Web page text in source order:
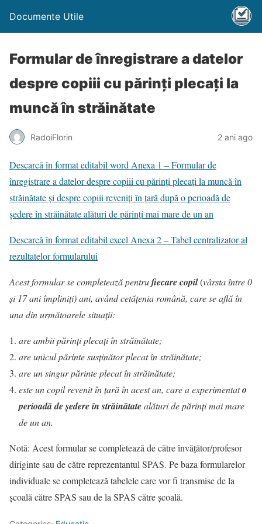
Documente Utile
Formular de înregistrare a datelor
despre copiii cu părinţi plecaţi la
muncă în străinătate
RadoiFlorin 2 ani ago
Descarcă în format editabil word Anexa 1 – Formular de
înregistrare a datelor despre copiii cu părinţi plecaţi la muncă în
străinătate și despre copiii reveniți în țară după o perioadă de
ședere în străinătate alături de părinţi mai mare de un an
Descarcă în format editabil excel Anexa 2 – Tabel centralizator al
rezultatelor formularului
Acest formular se completează pentrufiecare copil(vârsta între 0
și 17 ani împliniți) ani, având cetăţenia română, care se află în
una din următoarele situaţii:
are ambii părinţi plecaţi în străinătate;
are unicul părinte susţinător plecat în străinătate;
are un singur părinte plecat în străinătate;
este un copil revenit în ţară în acest an, care a experimentato
perioadă de şedere în străinătatealături de părinţi mai mare
de un an.
Notă: Acest formular se completează de către învățător/profesor
diriginte sau de către reprezentantul SPAS. Pe baza formularelor
individuale se completează tabelele care vor fi transmise de la
școală către SPAS sau de la SPAS către școală.